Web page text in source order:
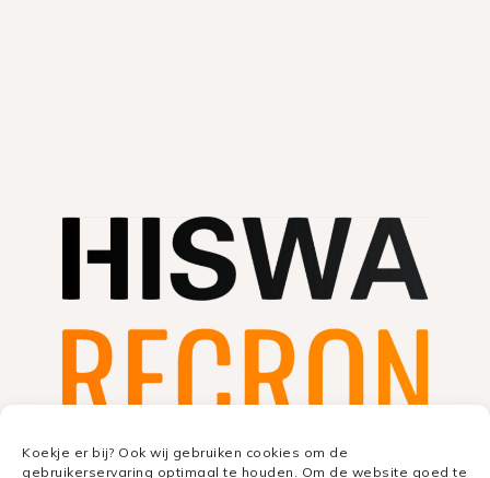
Koekje er bij? Ook wij gebruiken cookies om de
gebruikerservaring optimaal te houden. Om de website goed te